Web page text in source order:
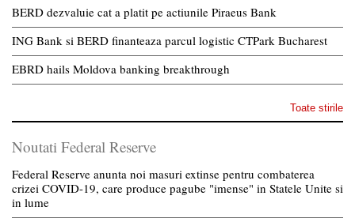
BERD dezvaluie cat a platit pe actiunile Piraeus Bank
ING Bank si BERD finanteaza parcul logistic CTPark Bucharest
EBRD hails Moldova banking breakthrough
Toate stirile
Noutati Federal Reserve
Federal Reserve anunta noi masuri extinse pentru combaterea
crizei COVID-19, care produce pagube "imense" in Statele Unite si
in lume